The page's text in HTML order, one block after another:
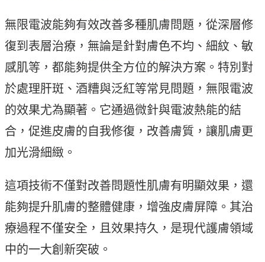
無限電波能夠有效改善多種肌膚問題，從深層修
復到表層治療，無論是針對膚色不均、細紋、敏
感肌等，都能夠提供全方位的解決方案。特別對
於處理肝斑、酒糟與泛紅等常見問題，無限電波
的效果尤為顯著。它通過微針與電波熱能的結
合，促進皮膚的自我修復，改善膚質，讓肌膚更
加光滑細緻。
這項技術不僅對改善問題性肌膚有明顯效果，還
能夠提升肌膚的整體健康，增強皮膚屏障。其治
療過程不僅安全，且效果持久，是現代護膚領域
中的一大創新突破。